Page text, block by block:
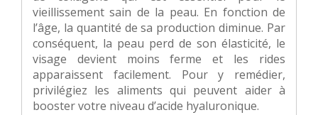
vieillissement sain de la peau. En fonction de
l’âge, la quantité de sa production diminue. Par
conséquent, la peau perd de son élasticité, le
visage devient moins ferme et les rides
apparaissent facilement. Pour y remédier,
privilégiez les aliments qui peuvent aider à
booster votre niveau d’acide hyaluronique.